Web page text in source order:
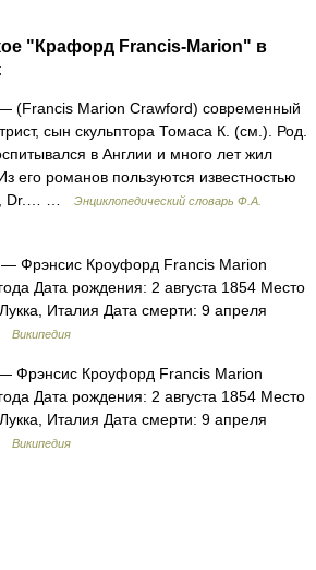
"Крафорд Francis-Marion" в
(Francis Marion Crawford) современный
сын скульптора Томаса К. (см.). Род.
в Англии и много лет жил
его романов пользуются известностью
, Dr.… …
Энциклопедический словарь Ф.А.
— Фрэнсис Кроуфорд Francis Marion
Дата рождения: 2 августа 1854 Место
Италия Дата смерти: 9 апреля
Википедия
Фрэнсис Кроуфорд Francis Marion
Дата рождения: 2 августа 1854 Место
Италия Дата смерти: 9 апреля
Википедия